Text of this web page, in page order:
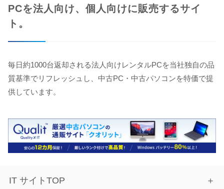
PCを法人向け、個人向けに販売するサイ
ト。
毎日約1000台返却される法人向けレンタルPCを当社独自の品
質基準でリフレッシュし、中古PC・中古パソコンを特価で提
供しています。
IT サイトTOP